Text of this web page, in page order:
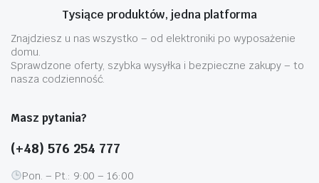
Tysiące produktów, jedna platforma
Znajdziesz u nas wszystko – od elektroniki po wyposażenie
domu.
Sprawdzone oferty, szybka wysyłka i bezpieczne zakupy – to
nasza codzienność.
Masz pytania?
(+48) 576 254 777
Pon. – Pt.: 9:00 – 16:00